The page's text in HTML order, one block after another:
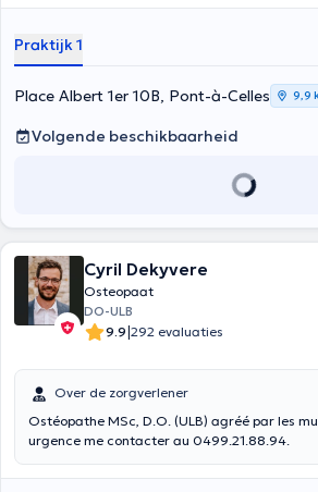
dans mon cabinet situé Place Albert 1er 10B
Mes domaines de prédilection sont l'ortho-
pédiatrie.
Praktijk 1
Place Albert 1er 10B, Pont-à-Celles 9,9
Volgende beschikbaarheid
Cyril Dekyvere
Osteopaat
DO-ULB
9.9|292 evaluaties
Over de zorgverlener
Ostéopathe MSc, D.O. (ULB) agréé par les
urgence me contacter au 0499.21.88.94.